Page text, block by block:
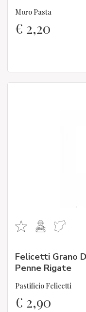
Moro Pasta
€ 2,20
Felicetti Grano
Penne Rigate
Pastificio Felicetti
€ 2,90